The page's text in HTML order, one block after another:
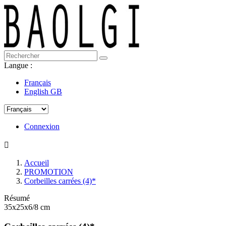
Langue :
Français
English GB
Connexion

Accueil
PROMOTION
Corbeilles carrées (4)*
Résumé
35x25x6/8 cm